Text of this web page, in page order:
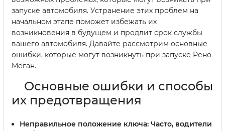
запуске автомобиля. Устранение этих проблем на
начальном этапе поможет избежать их
возникновения в будущем и продлит срок службы
вашего автомобиля. Давайте рассмотрим основные
ошибки, которые могут возникнуть при запуске Рено
Меган.
Основные ошибки и способы
их предотвращения
Неправильное положение ключа: Часто, водители